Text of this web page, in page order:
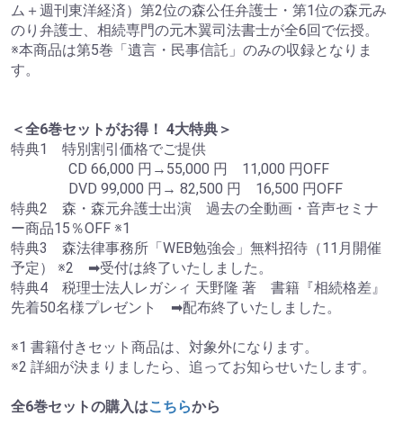
ム＋週刊東洋経済）第2位の森公任弁護士・第1位の森元み
のり弁護士、相続専門の元木翼司法書士が全6回で伝授。
※本商品は第5巻「遺言・民事信託」のみの収録となりま
す。
＜全6巻セットがお得！ 4大特典＞
特典1 特別割引価格でご提供
CD 66,000 円→55,000 円 11,000 円OFF
DVD 99,000 円→ 82,500 円 16,500 円OFF
特典2 森・森元弁護士出演 過去の全動画・音声セミナ
ー商品15％OFF ※1
特典3 森法律事務所「WEB勉強会」無料招待（11月開催
予定） ※2 ➡受付は終了いたしました。
特典4 税理士法人レガシィ 天野隆 著 書籍『相続格差』
先着50名様プレゼント ➡配布終了いたしました。
※1 書籍付きセット商品は、対象外になります。
※2 詳細が決まりましたら、追ってお知らせいたします。
全6巻セットの購入はこちらから